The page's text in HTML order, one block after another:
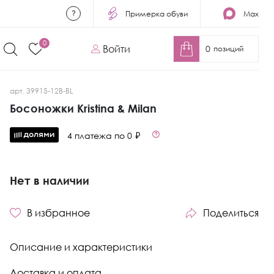
Примерка обуви Max
0
Войти 0 позиций
арт. 39915-12B-BL
Босоножки Kristina & Milan
4 платежа по 0 ₽
Нет в наличии
В избранное Поделиться
Описание и характеристики